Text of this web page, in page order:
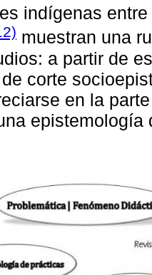
indígenas
muestran una
a partir de
corte
en la